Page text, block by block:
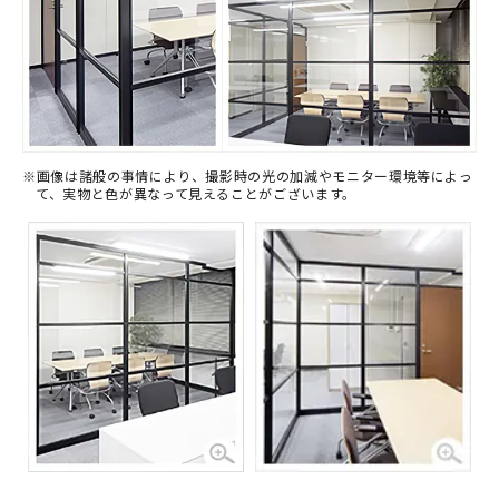
※画像は諸般の事情により、撮影時の光の加減やモニター環境等によっ
て、実物と色が異なって見えることがございます。